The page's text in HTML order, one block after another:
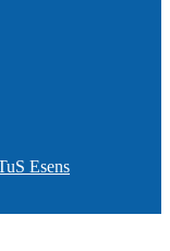
Esens